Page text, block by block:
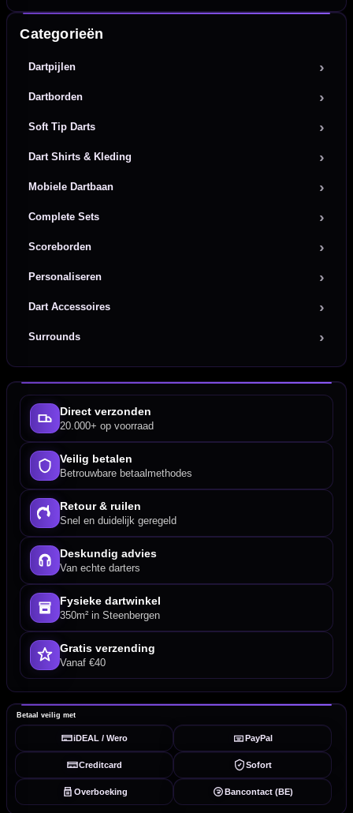
Categorieën
Dartpijlen
Dartborden
Soft Tip Darts
Dart Shirts & Kleding
Mobiele Dartbaan
Complete Sets
Scoreborden
Personaliseren
Dart Accessoires
Surrounds
Direct verzonden
20.000+ op voorraad
Veilig betalen
Betrouwbare betaalmethodes
Retour & ruilen
Snel en duidelijk geregeld
Deskundig advies
Van echte darters
Fysieke dartwinkel
350m² in Steenbergen
Gratis verzending
Vanaf €40
Betaal veilig met
iDEAL / Wero PayPal
Creditcard Sofort
Overboeking Bancontact (BE)